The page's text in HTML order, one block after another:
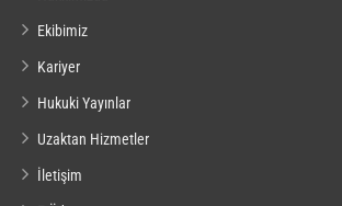
Ekibimiz
Kariyer
Hukuki Yayınlar
Uzaktan Hizmetler
İletişim